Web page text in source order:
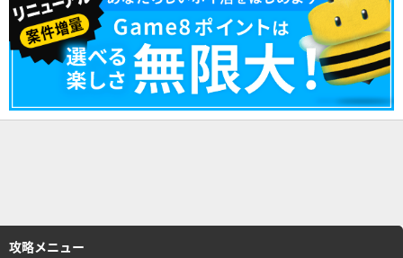
攻略メニュー